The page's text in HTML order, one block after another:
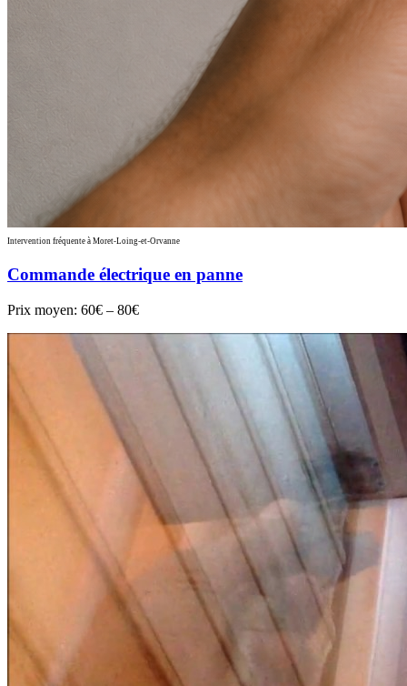
Intervention fréquente à Moret-Loing-et-Orvanne
Commande électrique en panne
Prix moyen: 60€ – 80€